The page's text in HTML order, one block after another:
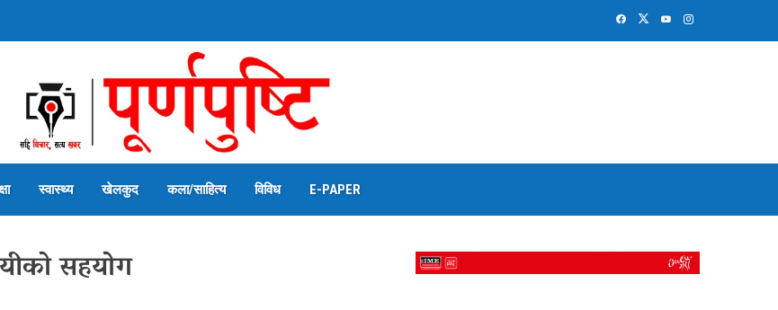
स्वास्थ्य खेलकुद कला/साहित्य विविध E-PAPER
सहयोग